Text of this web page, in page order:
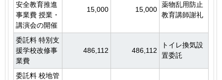
安全教育推進
事業費 授業・
講演会の開催
15,000 15,000
薬物乱用防止
教育講師謝礼
委託料 特別支
援学校改修事
業費
486,112 486,112
トイレ換気設
置委託
委託料 校地管